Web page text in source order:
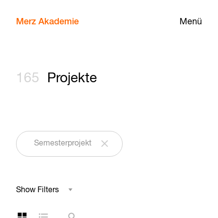
Menü
Merz Akademie
165 Projekte
Semesterprojekt
Show Filters